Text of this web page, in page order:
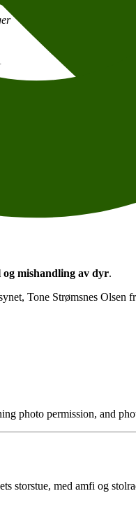
dyr.
og mishandling av dyr.
Tone Strømsnes
photo permission, and
storstue, med amfi og